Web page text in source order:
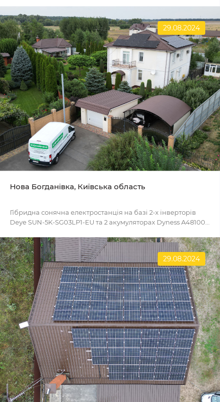
29.08.2024
Нова Богданівка, Київська область
Гібридна сонячна електростанція на базі 2-х інверторів
Deye SUN-5K-SG03LP1-EU та 2 акумуляторах Dyness A48100...
29.08.2024